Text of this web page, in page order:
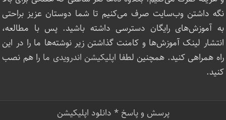
نگه داشتن وب‌سایت صرف ‌می‌کنیم تا شما دوستان عزیز براحتی
به آموزش‌های رایگان دسترسی داشته باشید. پس با مطالعه،
انتشار لینک‌ آموزش‌ها و کامنت گذاشتن زیر نوشته‌‌ها ما را در این
راه همراهی کنید. همچنین لطفا اپلیکیشن اندرویدی ما را هم نصب
کنید.
پرسش و پاسخ* دانلود اپلیکیشن